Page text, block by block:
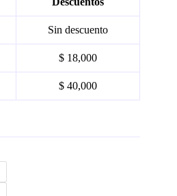
Sin descuento
$ 18,000
$ 40,000